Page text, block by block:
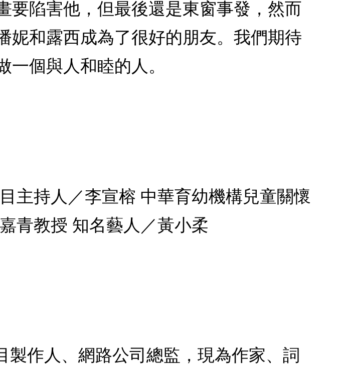
要陷害他，但最後還是東窗事發，然而
妮和露西成為了很好的朋友。我們期待
個與人和睦的人。
主持人／李宣榕 中華育幼機構兒童關懷
青教授 知名藝人／黃小柔
作人、網路公司總監，現為作家、詞